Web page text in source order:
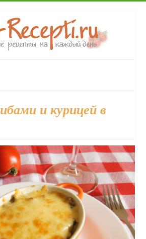
Напитки
Консервирование
и курицей в